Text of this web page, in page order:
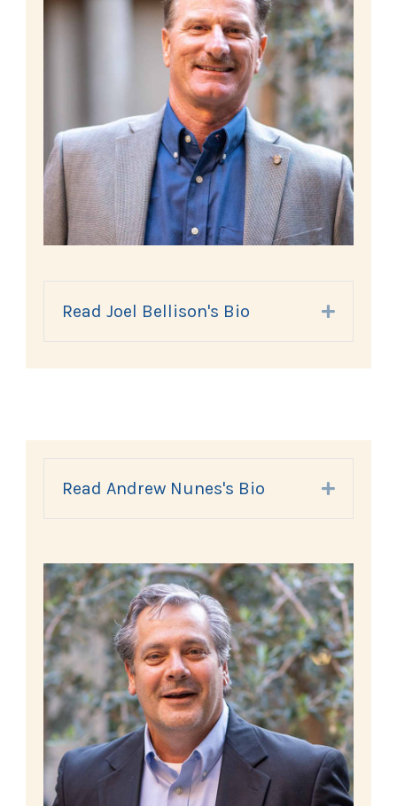
Read Joel Bellison's Bio Expand
Read Andrew Nunes's Bio Expand